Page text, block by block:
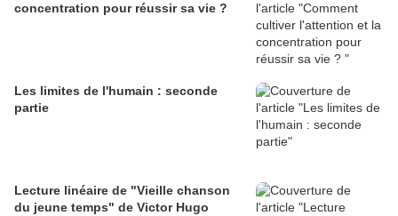
concentration pour réussir sa vie ?
Les limites de l'humain : seconde
partie
Lecture linéaire de "Vieille chanson
du jeune temps" de Victor Hugo